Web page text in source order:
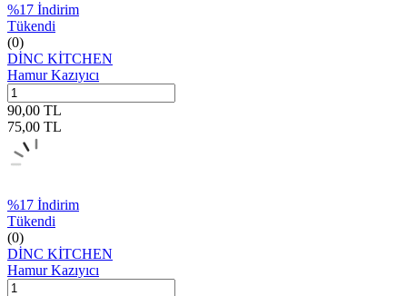
%17 İndirim
Tükendi
(0)
DİNC KİTCHEN
Hamur Kazıyıcı
90,00 TL
75,00 TL
%17 İndirim
Tükendi
(0)
DİNC KİTCHEN
Hamur Kazıyıcı